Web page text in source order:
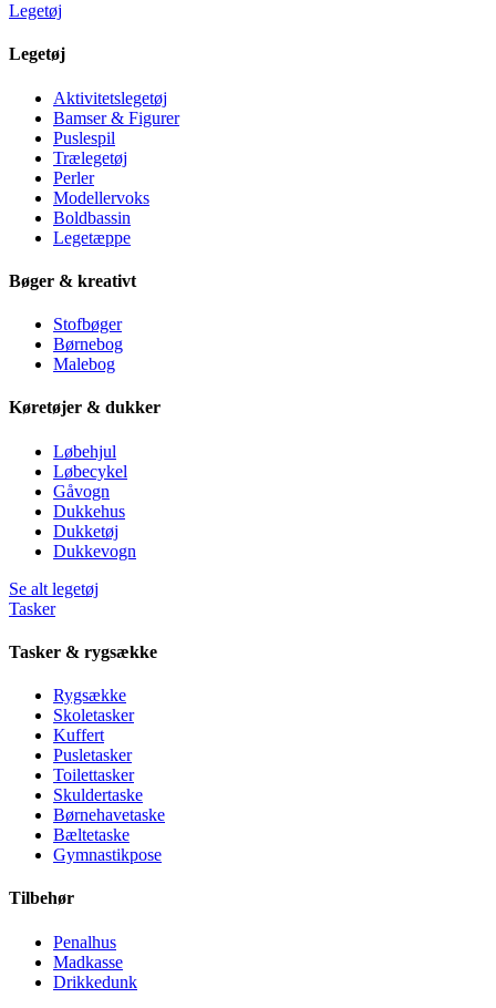
Legetøj
Legetøj
Aktivitetslegetøj
Bamser & Figurer
Puslespil
Trælegetøj
Perler
Modellervoks
Boldbassin
Legetæppe
Bøger & kreativt
Stofbøger
Børnebog
Malebog
Køretøjer & dukker
Løbehjul
Løbecykel
Gåvogn
Dukkehus
Dukketøj
Dukkevogn
Se alt legetøj
Tasker
Tasker & rygsække
Rygsække
Skoletasker
Kuffert
Pusletasker
Toilettasker
Skuldertaske
Børnehavetaske
Bæltetaske
Gymnastikpose
Tilbehør
Penalhus
Madkasse
Drikkedunk